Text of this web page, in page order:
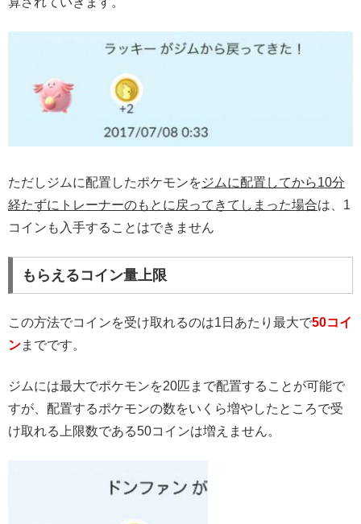
ただしジムに配置したポケモンをジムに配置してから10分
経たずにトレーナーのもとに戻ってきてしまった場合は、1
コインも入手することはできません
もらえるコイン量上限
この方法でコインを受け取れるのは1日あたり最大で50コイ
ンまでです。
ジムには最大でポケモンを20匹まで配置することが可能で
すが、配置するポケモンの数をいくら増やしたところで受
け取れる上限数である50コインは増えません。